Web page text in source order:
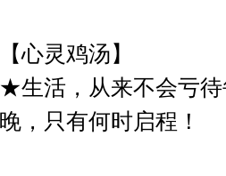
【心灵鸡汤】
★生活，从来不会亏
晚，只有何时启程！